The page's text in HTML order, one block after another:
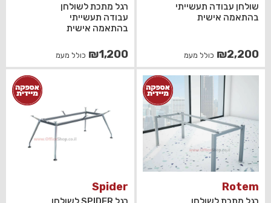
שולחן עבודה תעשייתי
בהתאמה אישית
₪2,200 כולל מעמ
רגל מתכת לשולחן
עבודה תעשייתי
בהתאמה אישית
₪1,200 כולל מעמ
Rotem
Spider